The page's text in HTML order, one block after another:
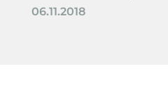
06.11.2018